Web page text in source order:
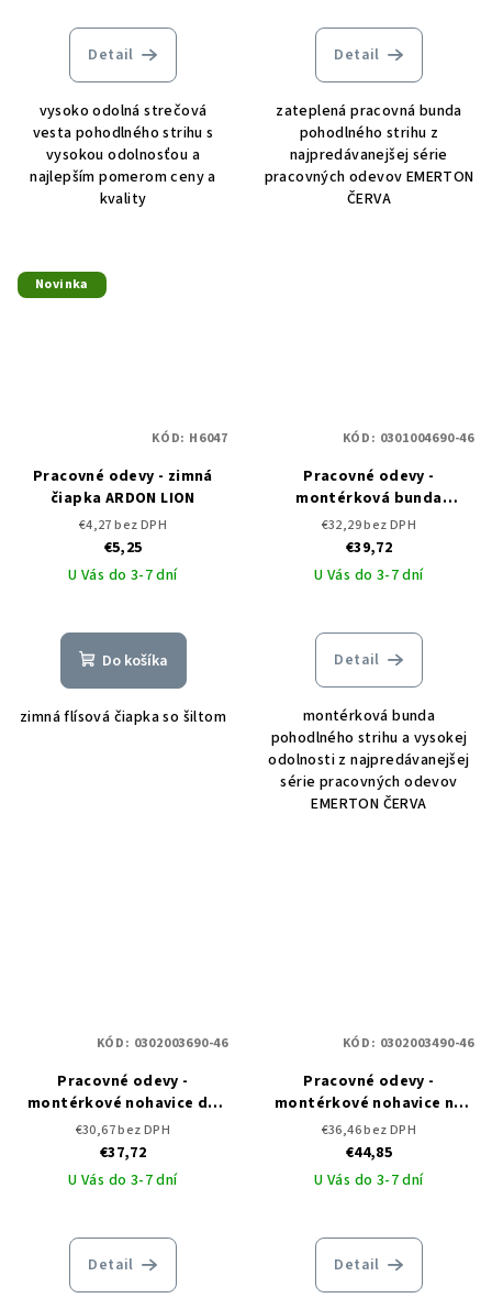
Detail
vysoko odolná strečová
vesta pohodlného strihu s
vysokou odolnosťou a
najlepším pomerom ceny a
kvality
Detail
zateplená pracovná bunda
pohodlného strihu z
najpredávanejšej série
pracovných odevov EMERTON
ČERVA
Novinka
Pracovné odevy - zimná
čiapka ARDON LION
€4,27 bez DPH
€5,25
U Vás do 3-7 dní
Do košíka
zimná flísová čiapka so šiltom
KÓD: H6047
Pracovné odevy -
montérková bunda
EMERTON ČERVA
€32,29 bez DPH
€39,72
U Vás do 3-7 dní
Detail
montérková bunda
pohodlného strihu a vysokej
odolnosti z najpredávanejšej
série pracovných odevov
EMERTON ČERVA
KÓD: 0301004690-46
Pracovné odevy -
montérkové nohavice do
pása EMERTON ČERVA
€30,67 bez DPH
€37,72
U Vás do 3-7 dní
Detail
KÓD: 0302003690-46
Pracovné odevy -
montérkové nohavice na
traky EMERTON ČERVA
€36,46 bez DPH
€44,85
U Vás do 3-7 dní
Detail
KÓD: 0302003490-46